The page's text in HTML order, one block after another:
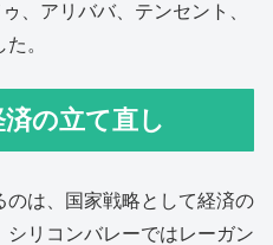
、アリババ、テンセント、
。
の立て直し
のは、国家戦略として経済の
リコンバレーではレーガン